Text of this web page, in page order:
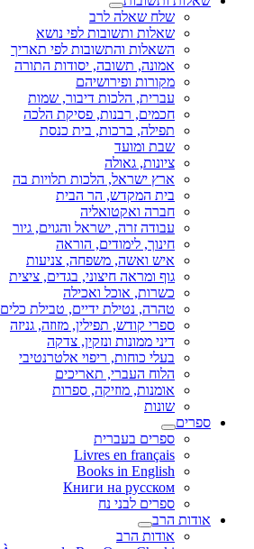
שלח שאלה לרב
שאלות ותשובות לפי נושא
השאלות והתשובות לפי תאריך
אמונה, תשובה, יסודות התורה
מקורות ופירושיהם
עברית, הלכות דיבור, שמות
חכמים, רבנות, פסיקת הלכה
תפילה, ברכות, בית כנסת
שבת ומועד
ציונות, גאולה
ארץ ישראל, הלכות תלויות בה
בית המקדש, הר הבית
חברה ואקטואליה
עבודה זרה, ישראל והגוים, גיור
חינוך, לימודים, הוראה
איש ואשה, משפחה, צניעות
גוף ומראה חיצוני, בגדים, ציצית
כשרות, אוכל ואכילה
טהרה, נטילת ידיים, טבילת כלים
ספרי קודש, תפילין, מזוזה, גניזה
דיני ממונות ונזקין, צדקה
בעלי כוחות, ריפוי אלטרנטיבי
הלוח העברי, תאריכים
אומנות, מוזיקה, ספרות
שונות
ספרים
ספרים בעברית
Livres en français
Books in English
Книги на русском
ספרים לבני נח
אודות הרב
אודות הרב